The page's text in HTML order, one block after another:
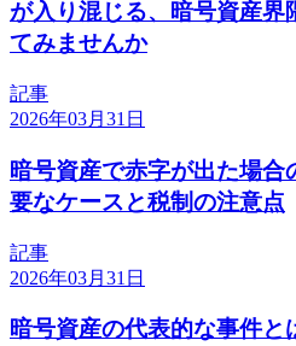
が入り混じる、暗号資産界
てみませんか
記事
2026年03月31日
暗号資産で赤字が出た場
要なケースと税制の注意点
記事
2026年03月31日
暗号資産の代表的な事件と